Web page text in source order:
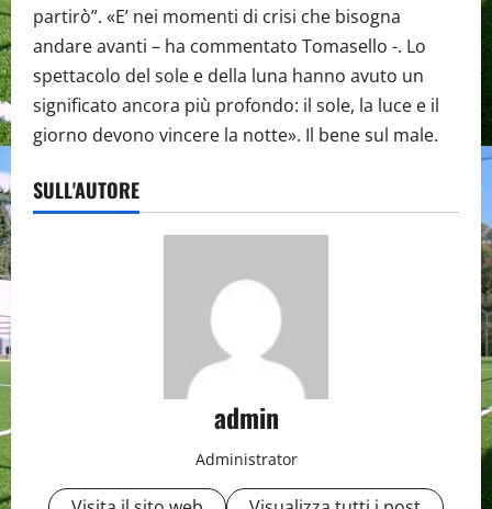
partirò”. «E’ nei momenti di crisi che bisogna
andare avanti – ha commentato Tomasello -. Lo
spettacolo del sole e della luna hanno avuto un
significato ancora più profondo: il sole, la luce e il
giorno devono vincere la notte». Il bene sul male.
SULL'AUTORE
admin
Administrator